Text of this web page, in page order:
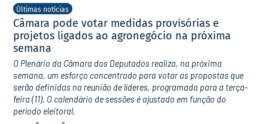
Últimas notícias
Câmara pode votar medidas provisórias e
projetos ligados ao agronegócio na próxima
semana
O Plenário da Câmara dos Deputados realiza, na próxima
semana, um esforço concentrado para votar as propostas que
serão definidas na reunião de líderes, programada para a terça-
feira (11). O calendário de sessões é ajustado em função do
período eleitoral.